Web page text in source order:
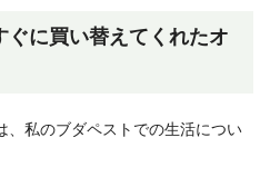
ぐに買い替えてくれたオ
、私のブダペストでの生活につい